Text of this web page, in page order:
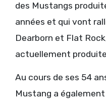
des Mustangs
années et qui vont
Dearborn et Flat
actuellement
Au cours de ses 54
Mustang a